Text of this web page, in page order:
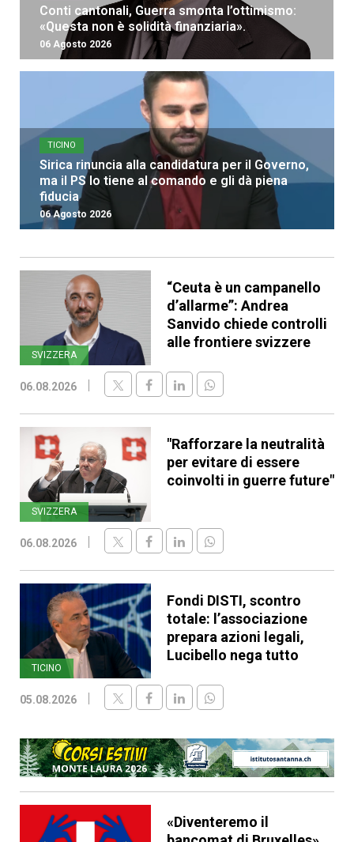
Conti cantonali, Guerra smonta l’ottimismo:
«Questa non è solidità finanziaria».
06 Agosto 2026
TICINO
Sirica rinuncia alla candidatura per il Governo,
ma il PS lo tiene al comando e gli dà piena
fiducia
06 Agosto 2026
SVIZZERA
“Ceuta è un campanello
d’allarme”: Andrea
Sanvido chiede controlli
alle frontiere svizzere
06.08.2026
SVIZZERA
"Rafforzare la neutralità
per evitare di essere
coinvolti in guerre future"
06.08.2026
TICINO
Fondi DISTI, scontro
totale: l’associazione
prepara azioni legali,
Lucibello nega tutto
05.08.2026
«Diventeremo il